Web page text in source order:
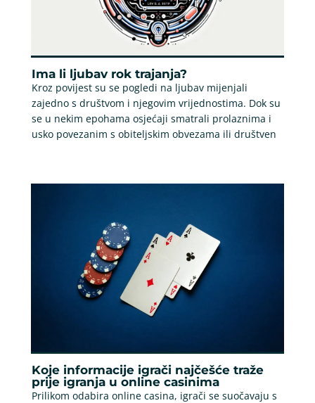
Ima li ljubav rok trajanja?
Kroz povijest su se pogledi na ljubav mijenjali
zajedno s društvom i njegovim vrijednostima. Dok su
se u nekim epohama osjećaji smatrali prolaznima i
usko povezanim s obiteljskim obvezama ili društven
Koje informacije igrači najčešće traže
prije igranja u online casinima
Prilikom odabira online casina, igrači se suočavaju s